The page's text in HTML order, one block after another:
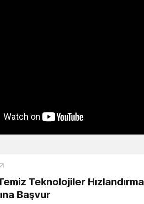
Teknolojiler Hızlandırma
Başvur